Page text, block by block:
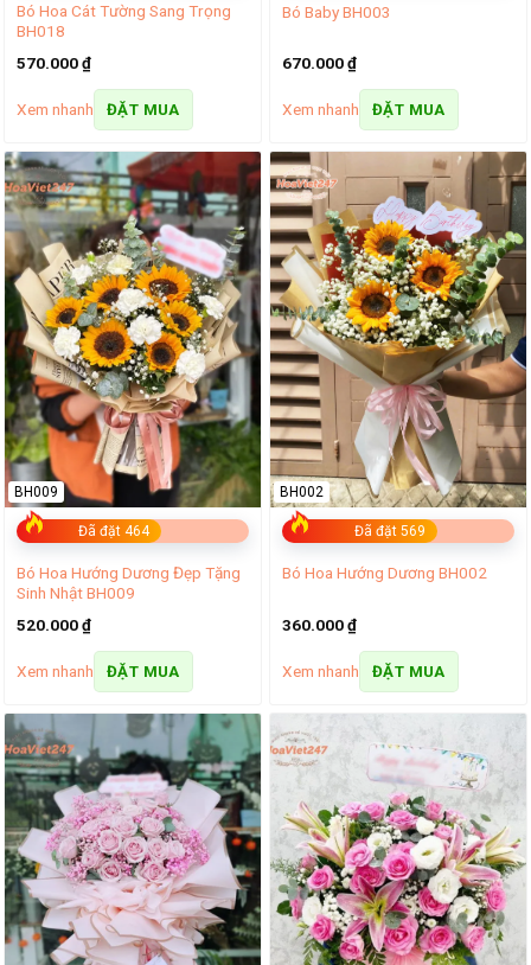
Bó Hoa Cát Tường Sang Trọng
BH018
570.000₫
Xem nhanh ĐẶT MUA
Bó Baby BH003
670.000₫
Xem nhanh ĐẶT MUA
Đã đặt 464
BH009
Bó Hoa Hướng Dương Đẹp Tặng
Sinh Nhật BH009
520.000₫
Xem nhanh ĐẶT MUA
Đã đặt 569
BH002
Bó Hoa Hướng Dương BH002
360.000₫
Xem nhanh ĐẶT MUA